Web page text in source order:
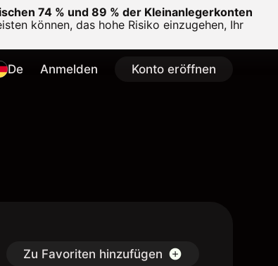
74 % und 89 % der Kleinanlegerkonten
können, das hohe Risiko einzugehen, Ihr
De Anmelden Konto eröffnen
Zu Favoriten hinzufügen